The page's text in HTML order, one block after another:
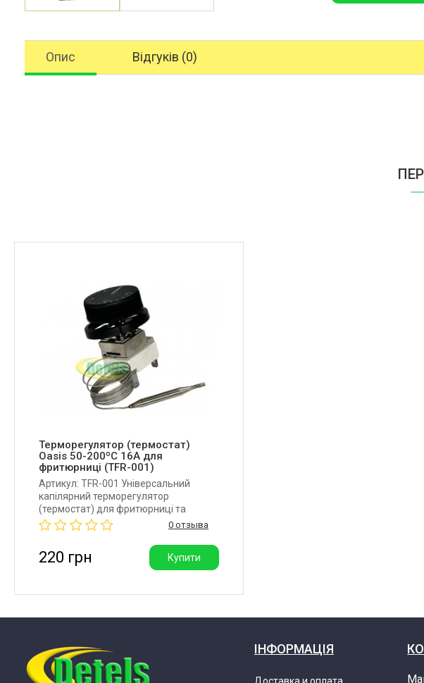
Опис Відгуків (0)
Терморегулятор (термостат)
Oasis 50-200ºC 16A для
фритюрниці (TFR-001)
Артикул: TFR-001 Універсальний
капілярний терморегулятор
(термостат) для фритюрниці та
чебуречниці. Довжина капіляра: 1000
мм. Довжина трубки: 57 мм. Діаметр
трубки: 6 мм. Температурний
діапазон: 50-200 ºC. Максимальний
робочий струм: 16A. Виробник: Oasis
0 отзыва
220 грн Купити
ІНФОРМАЦІЯ
Доставка и оплата